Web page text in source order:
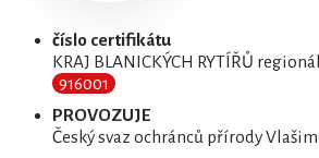
číslo certifikátu
KRAJ BLANICKÝCH RYTÍŘŮ
916001
PROVOZUJE
Český svaz ochránců přírody Vlašim